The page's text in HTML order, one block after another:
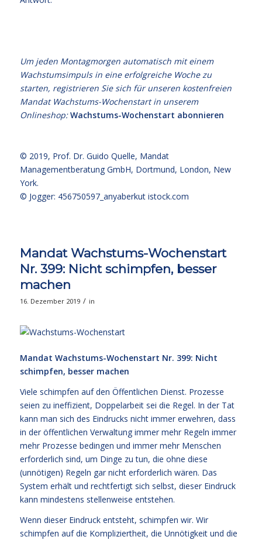
Um jeden Montagmorgen automatisch mit einem
Wachstumsimpuls in eine erfolgreiche Woche zu
starten, registrieren Sie sich für unseren kostenfreien
Mandat Wachstums-Wochenstart in unserem
Onlineshop:Wachstums-Wochenstart abonnieren
© 2019, Prof. Dr. Guido Quelle, Mandat
Managementberatung GmbH, Dortmund, London, New
York.
© Jogger: 456750597_anyaberkut istock.com
Mandat Wachstums-Wochenstart
Nr. 399: Nicht schimpfen, besser
machen
16. Dezember 2019 / in
Mandat Wachstums-Wochenstart Nr. 399: Nicht
schimpfen, besser machen
Viele schimpfen auf den Öffentlichen Dienst. Prozesse
seien zu ineffizient, Doppelarbeit sei die Regel. In der Tat
kann man sich des Eindrucks nicht immer erwehren, dass
in der öffentlichen Verwaltung immer mehr Regeln immer
mehr Prozesse bedingen und immer mehr Menschen
erforderlich sind, um Dinge zu tun, die ohne diese
(unnötigen) Regeln gar nicht erforderlich wären. Das
System erhält und rechtfertigt sich selbst, dieser Eindruck
kann mindestens stellenweise entstehen.
Wenn dieser Eindruck entsteht, schimpfen wir. Wir
schimpfen auf die Kompliziertheit, die Unnötigkeit und die